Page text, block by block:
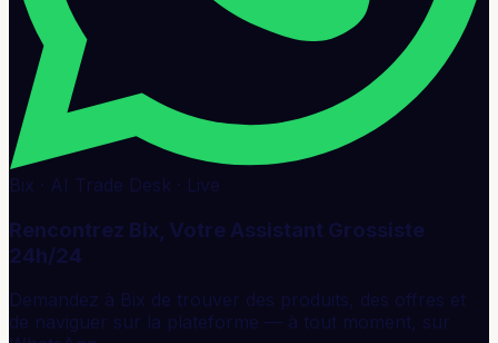
Bix · AI Trade Desk · Live
Rencontrez Bix, Votre Assistant Grossiste
24h/24
Demandez à Bix de trouver des produits, des offres et
de naviguer sur la plateforme — à tout moment, sur